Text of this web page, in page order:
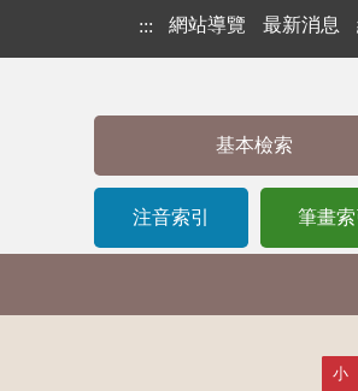
::: 網站導覽 最新消息
基本檢索
注音索引 筆畫索
小